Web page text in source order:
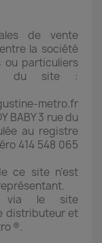
de vente
la société
ou particuliers
du site :
metro.fr
BABY 3 rue du
au registre
414 548 065
ce site n’est
via le site
distributeur et
®.